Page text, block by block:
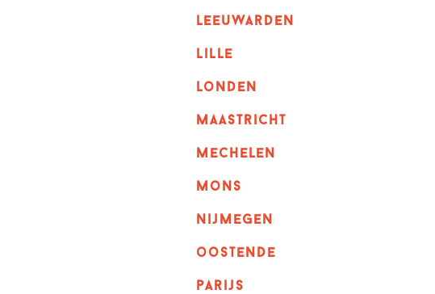
leeuwarden
lille
londen
maastricht
mechelen
mons
nijmegen
oostende
parijs